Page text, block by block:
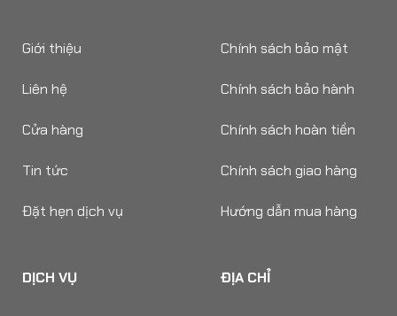
Giới thiệu
Liên hệ
Cửa hàng
Tin tức
Đặt hẹn dịch vụ
Chính sách bảo mật
Chính sách bảo hành
Chính sách hoàn tiền
Chính sách giao hàng
Hướng dẫn mua hàng
DỊCH VỤ ĐỊA CHỈ